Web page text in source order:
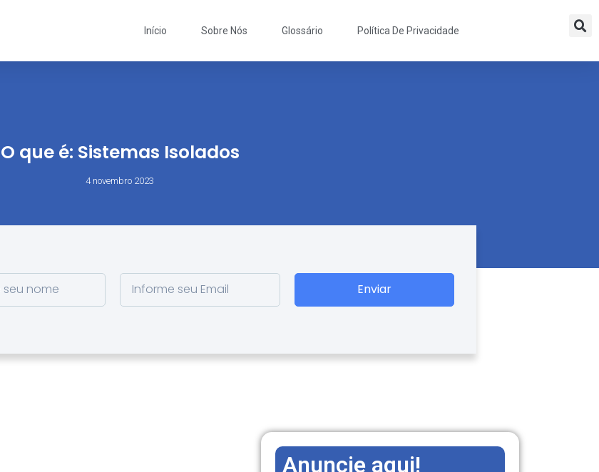
Início Sobre Nós Glossário Política De Privacidade
O que é: Sistemas Isolados
4 novembro 2023
Enviar
Anuncie aqui!